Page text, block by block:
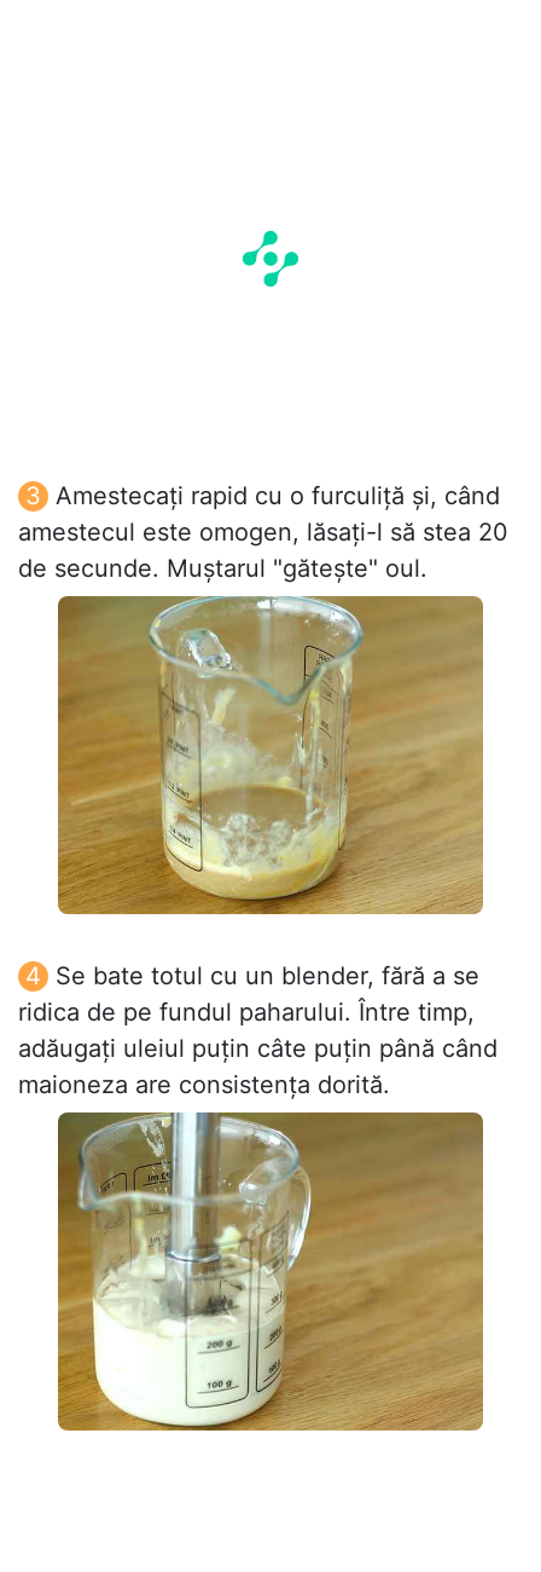
Amestecați rapid cu o furculiță și, când
amestecul este omogen, lăsați-l să stea 20
de secunde. Muștarul "gătește" oul.
Se bate totul cu un blender, fără a se
ridica de pe fundul paharului. Între timp,
adăugați uleiul puțin câte puțin până când
maioneza are consistența dorită.